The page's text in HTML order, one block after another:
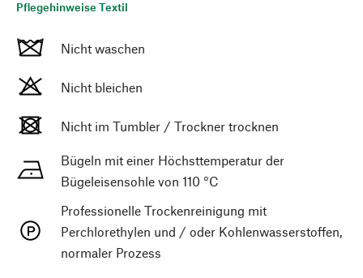
Pflegehinweise Textil
Nicht waschen
Nicht bleichen
Nicht im Tumbler / Trockner trocknen
Bügeln mit einer Höchsttemperatur der
Bügeleisensohle von 110 °C
Professionelle Trockenreinigung mit
Perchlorethylen und / oder Kohlenwasserstoffen,
normaler Prozess